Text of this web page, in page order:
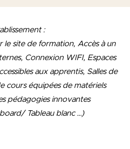
:
le site de formation, Accès à un
Connexion WIFI, Espaces
aux apprentis, Salles de
cours équipées de matériels
pédagogies innovantes
Tableau blanc …)